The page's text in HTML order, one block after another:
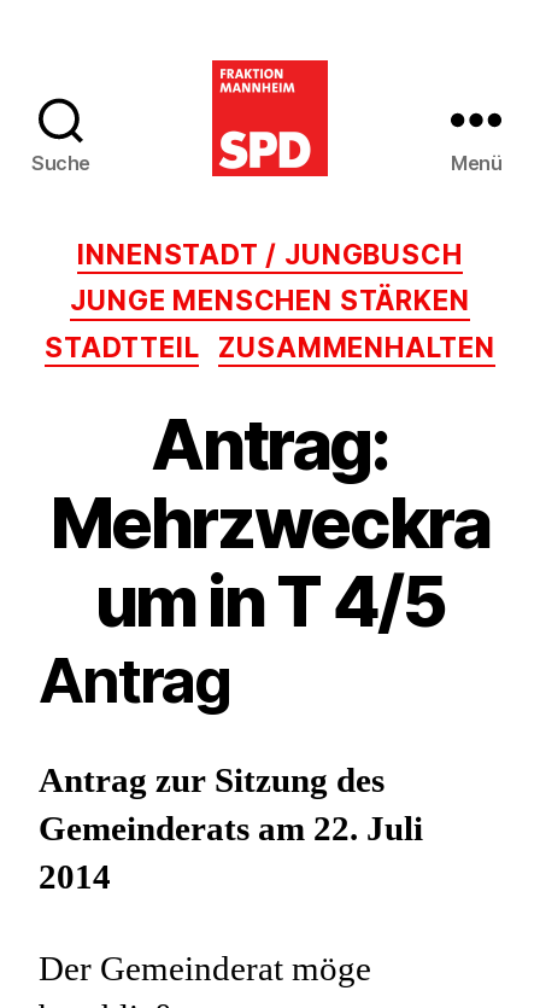
Suche
Mannheim
Menü
Kategorien
INNENSTADT / JUNGBUSCH
JUNGE MENSCHEN STÄRKEN
STADTTEIL
ZUSAMMENHALTEN
Antrag:
Mehrzweckra
um in T 4/5
Antrag
Antrag zur Sitzung des
Gemeinderats am 22. Juli
2014
Der Gemeinderat möge